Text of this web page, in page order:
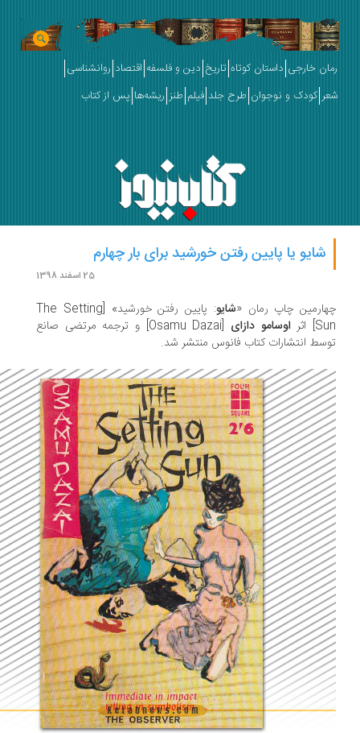
خارجی داستان کوتاه تاریخ دین و فلسفه اقتصاد روانشناسی
کودک و نوجوان طرح جلد فیلم طنز ریشه‌ها پس از کتاب
شایو یا پایین رفتن خورشید برای بار چهارم
چاپ رمان «شایو
: پایین رفتن خورشید» [The Setting
اوسامو دازای
[Osamu Dazai] و ترجمه مرتضی صانع
انتشارات کتاب فانوس منتشر شد.